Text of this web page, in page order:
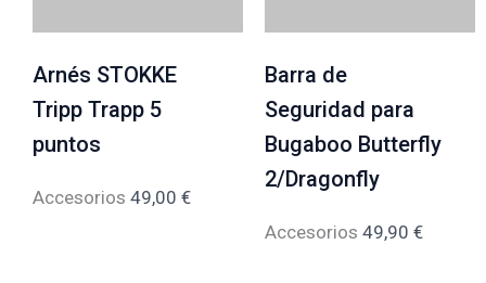
Arnés STOKKE
Tripp Trapp 5
puntos
Accesorios 49,00 €
Barra de
Seguridad para
Bugaboo Butterfly
2/Dragonfly
Accesorios 49,90 €